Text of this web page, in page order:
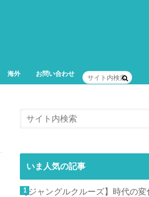
海外 お問い合わせ
いま人気の記事
【ジャングルクルーズ】時代の